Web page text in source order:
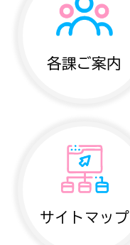
各課ご案内
サイトマップ